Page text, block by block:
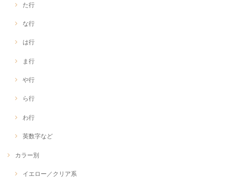
た行
な行
は行
ま行
や行
ら行
わ行
英数字など
カラー別
イエロー／クリア系